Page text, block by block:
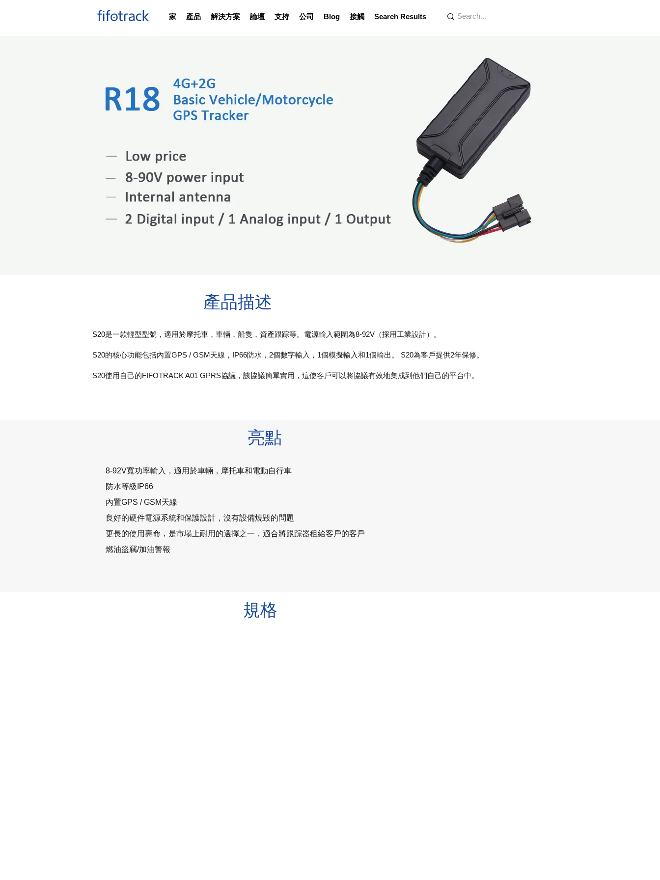
家 產品 解決方案 論壇 支持 公司 Blog 接觸 Search Results
產品描述
S20是一款輕型型號，適用於摩托車，車輛，船隻，資產跟踪等。電源輸入範圍為8-92V（採用工業設計）。
S20的核心功能包括內置GPS / GSM天線，IP66防水，2個數字輸入，1個模擬輸入和1個輸出。 S20為客戶提供2年保修。
S20使用自己的FIFOTRACK A01 GPRS協議，該協議簡單實用，這使客戶可以將協議有效地集成到他們自己的平台中。
亮點
8-92V寬功率輸入，適用於車輛，摩托車和電動自行車
防水等級IP66
內置GPS / GSM天線
良好的硬件電源系統和保護設計，沒有設備燒毀的問題
更長的使用壽命，是市場上耐用的選擇之一，適合將跟踪器租給客戶的客戶
燃油盜竊/加油警報
規格